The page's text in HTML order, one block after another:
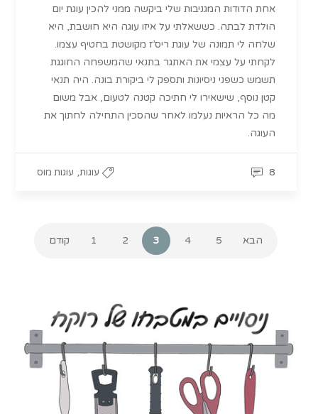
אחת הדודות המגניבות שלי ביקשה ממני להכין עוגת יום
הולדת לבתה. כששאלתי על איזו עוגה היא חושבת, היא
שלחה לי תמונה של עוגת ריס’ז מקושטת בחטיף עצמו.
לקחתי על עצמי את האתגר בתנאי שהמשפחה החוגגת
תשמש כשפני ניסיונות ותספק לי ביקורת בונה. היה תנאי
קטן נוסף, שישאירו לי חתיכה קטנה לטעום, אבל משום
מה כל הראיות נעלמו לאחר שהסכין התחילה לחתוך את
העוגה.
עוגות, עוגות מוס 8
קודם 1 2 3 4 5 הבא